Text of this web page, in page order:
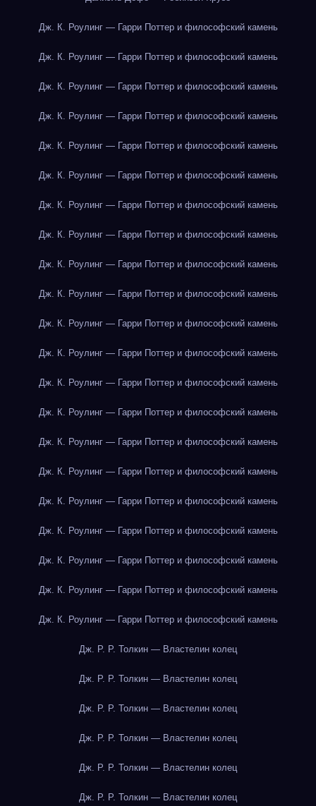
Дж. К. Роулинг — Гарри Поттер и философский камень
Дж. К. Роулинг — Гарри Поттер и философский камень
Дж. К. Роулинг — Гарри Поттер и философский камень
Дж. К. Роулинг — Гарри Поттер и философский камень
Дж. К. Роулинг — Гарри Поттер и философский камень
Дж. К. Роулинг — Гарри Поттер и философский камень
Дж. К. Роулинг — Гарри Поттер и философский камень
Дж. К. Роулинг — Гарри Поттер и философский камень
Дж. К. Роулинг — Гарри Поттер и философский камень
Дж. К. Роулинг — Гарри Поттер и философский камень
Дж. К. Роулинг — Гарри Поттер и философский камень
Дж. К. Роулинг — Гарри Поттер и философский камень
Дж. К. Роулинг — Гарри Поттер и философский камень
Дж. К. Роулинг — Гарри Поттер и философский камень
Дж. К. Роулинг — Гарри Поттер и философский камень
Дж. К. Роулинг — Гарри Поттер и философский камень
Дж. К. Роулинг — Гарри Поттер и философский камень
Дж. К. Роулинг — Гарри Поттер и философский камень
Дж. К. Роулинг — Гарри Поттер и философский камень
Дж. К. Роулинг — Гарри Поттер и философский камень
Дж. К. Роулинг — Гарри Поттер и философский камень
Дж. Р. Р. Толкин — Властелин колец
Дж. Р. Р. Толкин — Властелин колец
Дж. Р. Р. Толкин — Властелин колец
Дж. Р. Р. Толкин — Властелин колец
Дж. Р. Р. Толкин — Властелин колец
Дж. Р. Р. Толкин — Властелин колец